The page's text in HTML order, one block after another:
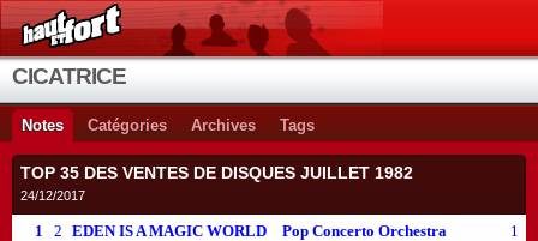
CICATRICE
Notes Catégories Archives Tags
TOP 35 DES VENTES DE DISQUES JUILLET 1982
24/12/2017
1 2 EDEN IS A MAGIC WORLD Pop Concerto Orchestra
1